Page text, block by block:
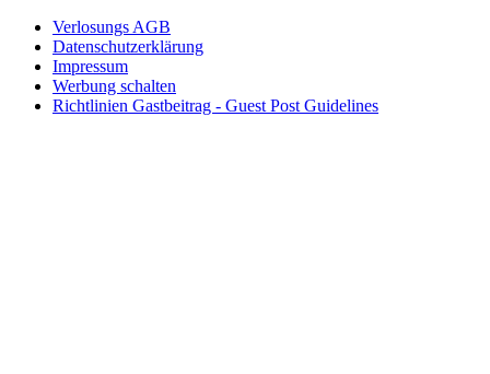
Verlosungs AGB
Datenschutzerklärung
Impressum
Werbung schalten
Richtlinien Gastbeitrag - Guest Post Guidelines